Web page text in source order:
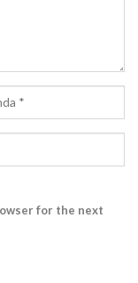
for the next